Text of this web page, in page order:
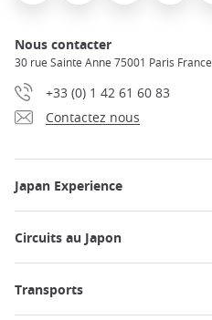
Nous contacter
30 rue Sainte Anne 75001 Paris France
+33 (0) 1 42 61 60 83
Contactez nous
Japan Experience
Circuits au Japon
Transports